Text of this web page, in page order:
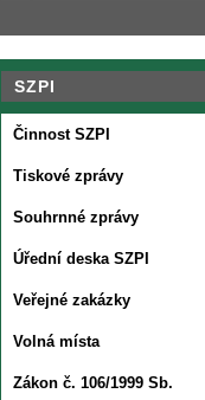
SZPI
Činnost SZPI
Tiskové zprávy
Souhrnné zprávy
Úřední deska SZPI
Veřejné zakázky
Volná místa
Zákon č. 106/1999 Sb.